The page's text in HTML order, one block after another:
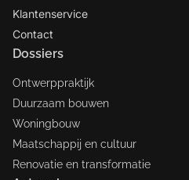
Klantenservice
Contact
Dossiers
Ontwerppraktijk
Duurzaam bouwen
Woningbouw
Maatschappij en cultuur
Renovatie en transformatie